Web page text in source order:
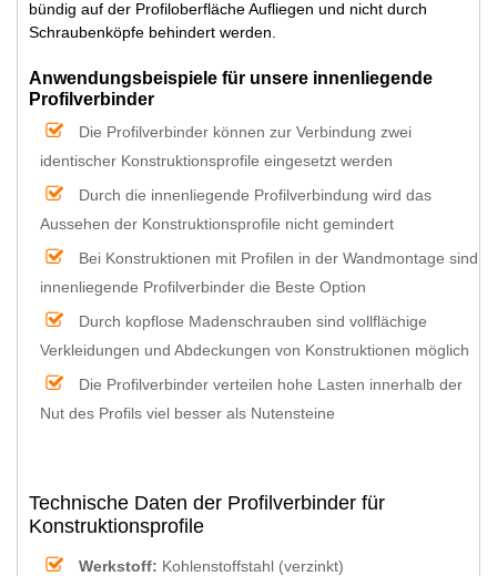
bündig auf der Profiloberfläche Aufliegen und nicht durch
Schraubenköpfe behindert werden.
Anwendungsbeispiele für unsere innenliegende
Profilverbinder
Die Profilverbinder können zur Verbindung zwei
identischer Konstruktionsprofile eingesetzt werden
Durch die innenliegende Profilverbindung wird das
Aussehen der Konstruktionsprofile nicht gemindert
Bei Konstruktionen mit Profilen in der Wandmontage sind
innenliegende Profilverbinder die Beste Option
Durch kopflose Madenschrauben sind vollflächige
Verkleidungen und Abdeckungen von Konstruktionen möglich
Die Profilverbinder verteilen hohe Lasten innerhalb der
Nut des Profils viel besser als Nutensteine
Technische Daten der Profilverbinder für
Konstruktionsprofile
Werkstoff: Kohlenstoffstahl (verzinkt)